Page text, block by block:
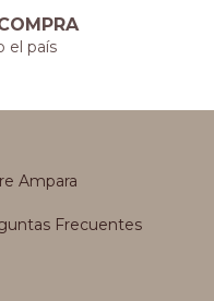
el país
Ampara
Frecuentes